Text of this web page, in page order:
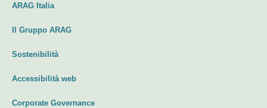
ARAG Italia
Il Gruppo ARAG
Sostenibilità
Accessibilità web
Corporate Governance